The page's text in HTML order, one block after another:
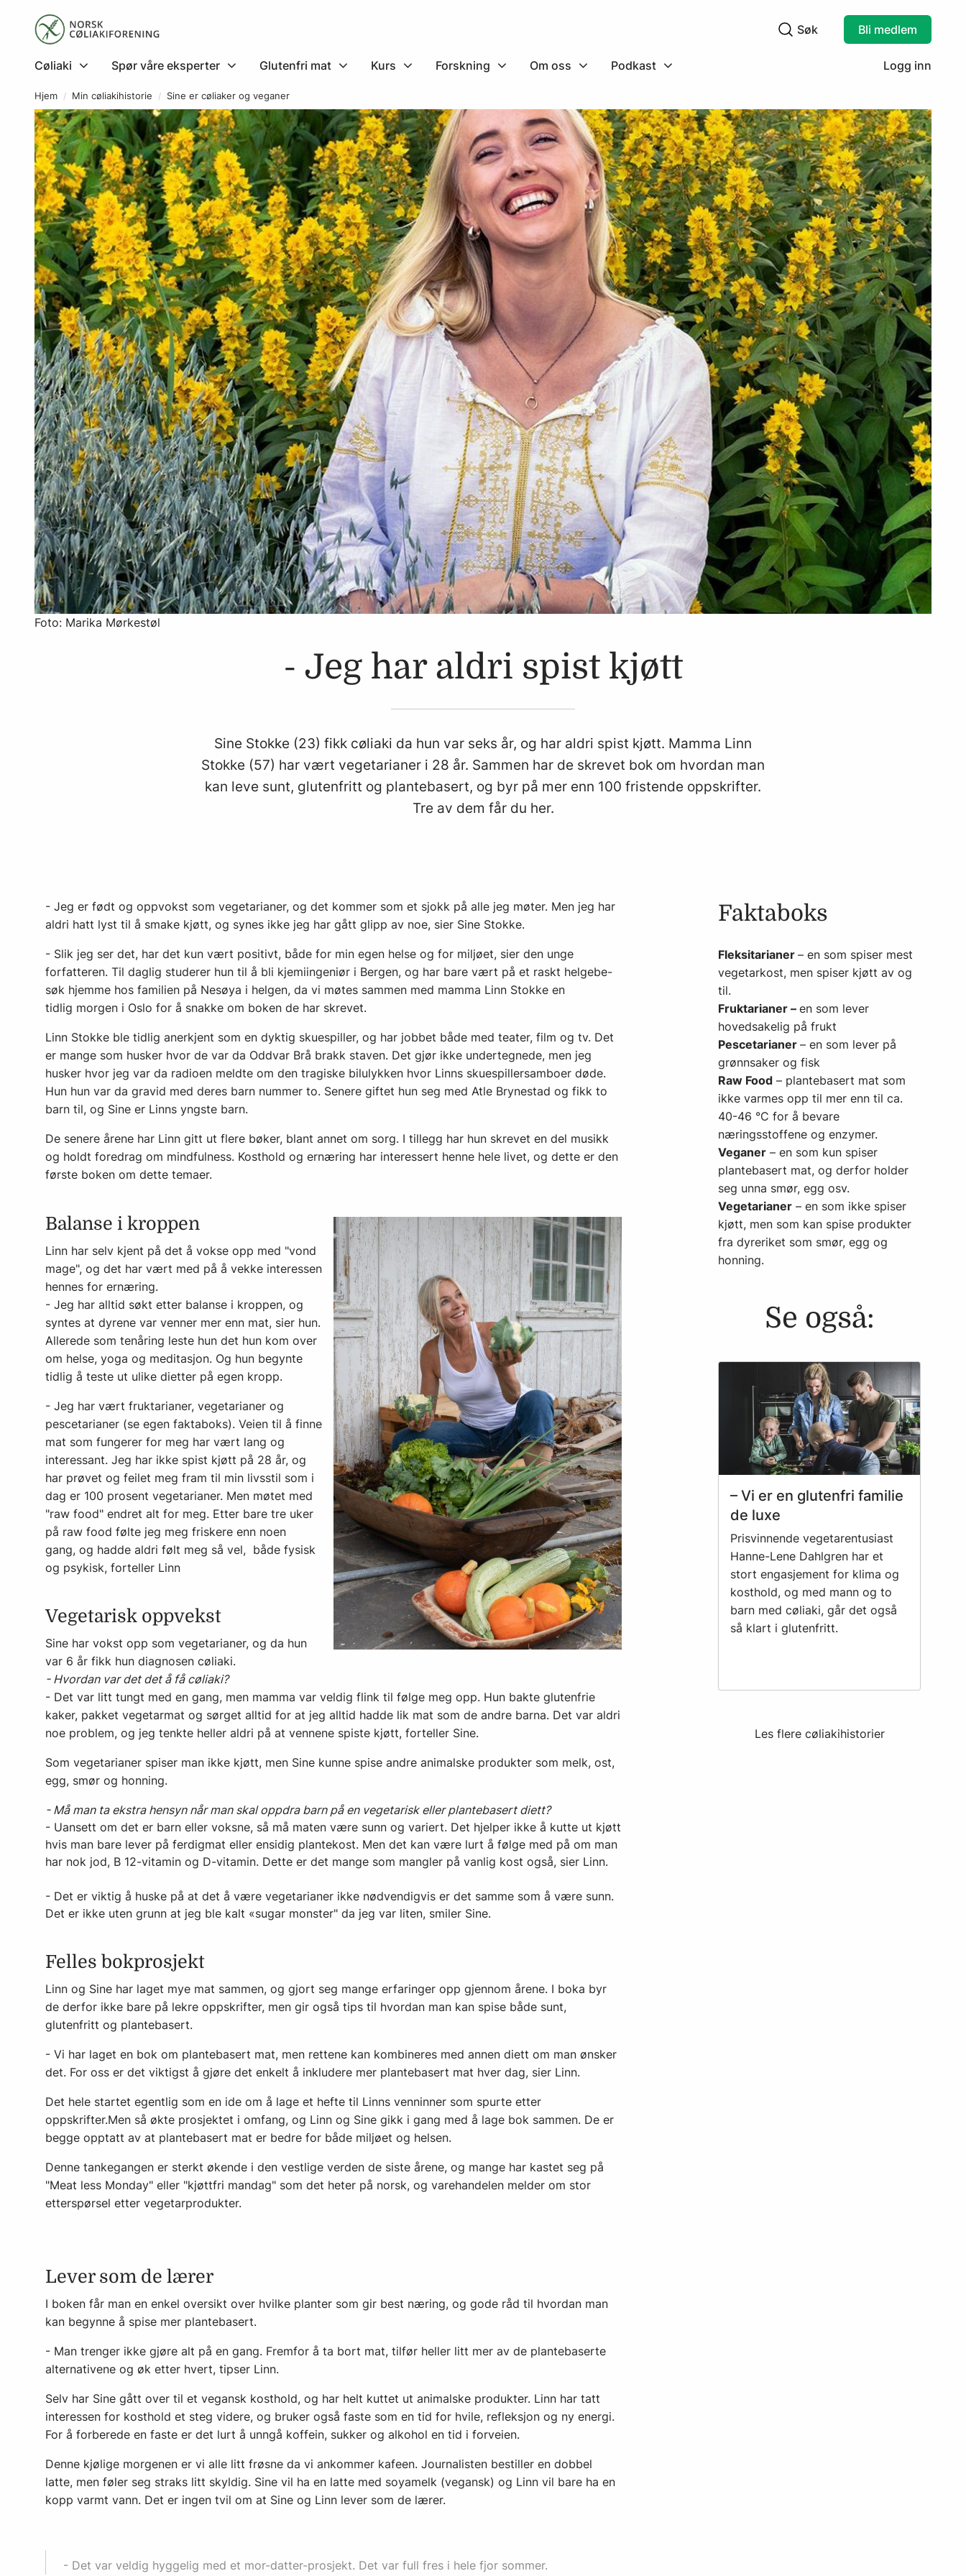
Cøliaki Spør våre eksperter Glutenfri mat Kurs Forskning Om oss Podkast
Søkefelt
Søk Bli medlem
Logg inn
Hjem Min cøliakihistorie Sine er cøliaker og veganer
Foto: Marika Mørkestøl
- Jeg har aldri spist kjøtt
Sine Stokke (23) fikk cøliaki da hun var seks år, og har aldri spist kjøtt. Mamma Linn
Stokke (57) har vært vegetarianer i 28 år. Sammen har de skrevet bok om hvordan man
kan leve sunt, glutenfritt og plantebasert, og byr på mer enn 100 fristende oppskrifter.
Tre av dem får du her.
- Jeg er født og oppvokst som vegetarianer, og det kommer som et sjokk på alle jeg møter. Men jeg har
aldri hatt lyst til å smake kjøtt, og synes ikke jeg har gått glipp av noe, sier Sine Stokke.
- Slik jeg ser det, har det kun vært positivt, både for min egen helse og for miljøet, sier den unge
forfatteren. Til daglig studerer hun til å bli kjemiingeniør i Bergen, og har bare vært på et raskt helgebe­
søk hjemme hos familien på Nesøya i helgen, da vi møtes sammen med mamma Linn Stokke en
tidlig morgen i Oslo for å snakke om boken de har skrevet.
Linn Stokke ble tidlig anerkjent som en dyk­tig skuespiller, og har jobbet både med teater, film og tv. Det
er mange som husker hvor de var da Odd­var Brå brakk staven. Det gjør ikke undertegnede, men jeg
husker hvor jeg var da radioen meldte om den tragiske bilulykken hvor Linns skuespillersamboer døde.
Hun hun var da gra­vid med deres barn nummer to. Senere giftet hun seg med Atle Brynestad og fikk to
barn til, og Sine er Linns yngste barn.
De senere årene har Linn gitt ut flere bøker, blant annet om sorg. I tillegg har hun skre­vet en del musikk
og holdt foredrag om min­dfulness. Kosthold og ernæring har interes­sert henne hele livet, og dette er den
første boken om dette temaer.
Balanse i kroppen
Linn har selv kjent på det å vokse opp med "vond
mage", og det har vært med på å vekke interessen
hennes for ernæring.
- Jeg har alltid søkt etter balanse i kroppen, og
syntes at dyrene var venner mer enn mat, sier hun.
Allerede som tenåring leste hun det hun kom over
om helse, yoga og meditasjon. Og hun begynte
tidlig å teste ut ulike dietter på egen kropp.
- Jeg har vært fruktarianer, vegetarianer og
pescetarianer (se egen faktaboks). Veien til å finne
mat som fungerer for meg har vært lang og
interessant. Jeg har ikke spist kjøtt på 28 år, og
har prøvet og feilet meg fram til min livsstil som i
dag er 100 prosent vegetarianer. Men møtet med
"raw food" endret alt for meg. Etter bare tre uker
på raw food følte jeg meg friskere enn noen
gang, og hadde aldri følt meg så vel, både fysisk
og psykisk, forteller Linn
Vegetarisk oppvekst
Sine har vokst opp som vegetarianer, og da hun
var 6 år fikk hun diagnosen cøliaki.
- Hvordan var det det å få cøliaki?
- Det var litt tungt med en gang, men mamma var veldig flink til følge meg opp. Hun bakte glutenfrie
kaker, pakket vegetarmat og sørget alltid for at jeg alltid hadde lik mat som de andre barna. Det var aldri
noe problem, og jeg tenkte heller aldri på at vennene spiste kjøtt, forteller Sine.
Som vegetarianer spiser man ikke kjøtt, men Sine kunne spise andre animalske produkter som melk, ost,
egg, smør og honning.
- Må man ta ekstra hensyn når man skal oppdra barn på en vegetarisk eller plantebasert diett?
- Uansett om det er barn eller voksne, så må maten være sunn og variert. Det hjelper ikke å kutte ut kjøtt
hvis man bare lever på ferdigmat eller ensidig plantekost. Men det kan være lurt å følge med på om man
har nok jod, B 12-vitamin og D-vitamin. Dette er det mange som mangler på vanlig kost også, sier Linn.
- Det er viktig å huske på at det å være vegetarianer ikke nødvendigvis er det samme som å være sunn.
Det er ikke uten grunn at jeg ble kalt «sugar mon­ster" da jeg var liten, smiler Sine.
Felles bokprosjekt
Linn og Sine har laget mye mat sammen, og gjort seg mange erfaringer opp gjennom årene. I boka byr
de derfor ikke bare på lekre oppskrifter, men gir også tips til hvordan man kan spise både sunt,
glutenfritt og plantebasert.
- Vi har laget en bok om plantebasert mat, men rettene kan kombineres med annen diett om man ønsker
det. For oss er det viktigst å gjøre det enkelt å inkludere mer plan­tebasert mat hver dag, sier Linn.
Det hele startet egentlig som en ide om å lage et hefte til Linns venninner som spurte etter
oppskrifter.Men så økte prosjektet i omfang, og Linn og Sine gikk i gang med å lage bok sammen. De er
begge opptatt av at plantebasert mat er bedre for både miljøet og helsen.
Denne tankegangen er sterkt økende i den vestlige verden de siste årene, og mange har kastet seg på
"Meat less Monday" eller "kjøttfri mandag" som det heter på norsk, og varehandelen melder om stor
etterspørsel etter vegetarprodukter.
Lever som de lærer
I boken får man en enkel oversikt over hvilke planter som gir best næring, og gode råd til hvordan man
kan begynne å spise mer plantebasert.
- Man trenger ikke gjøre alt på en gang. Fremfor å ta bort mat, tilfør heller litt mer av de plantebaserte
alternativene og øk etter hvert, tipser Linn.
Selv har Sine gått over til et vegansk kosthold, og har helt kuttet ut animalske produkter. Linn har tatt
interessen for kosthold et steg videre, og bruker også faste som en tid for hvile, refleksjon og ny energi.
For å forberede en faste er det lurt å unngå koffein, suk­ker og alkohol en tid i forveien.
Denne kjølige morgenen er vi alle litt frøsne da vi ankommer kafeen. Journalisten bestiller en dobbel
latte, men føler seg straks litt skyldig. Sine vil ha en latte med soyamelk (vegansk) og Linn vil bare ha en
kopp varmt vann. Det er ingen tvil om at Sine og Linn lever som de lærer.
- Det var veldig hyggelig med et mor-datter-prosjekt. Det var full fres i hele fjor sommer.
Faktaboks
Fleksitarianer – en som spiser mest
vegetarkost, men spiser kjøtt av og
til.
Fruktarianer – en som lever
hovedsakelig på frukt
Pescetarianer – en som lever på
grønnsaker og fisk
Raw Food – plantebasert mat som
ikke varmes opp til mer enn til ca.
40-46 °C for å bevare
næringsstoffene og enzymer.
Veganer – en som kun spiser
plantebasert mat, og derfor holder
seg unna smør, egg osv.
Vegetarianer – en som ikke spiser
kjøtt, men som kan spise produkter
fra dyreriket som smør, egg og
honning.
Se også:
– Vi er en glutenfri familie
de luxe
Prisvinnende vegetarentusiast
Hanne-Lene Dahlgren har et
stort engasjement for klima og
kosthold, og med mann og to
barn med cøliaki, går det også
så klart i glutenfritt.
Les flere cøliakihistorier